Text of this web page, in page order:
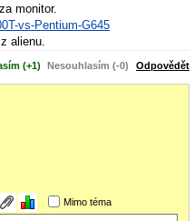
monitor.
vs-Pentium-G645
alienu.
(+1) Nesouhlasím (-0) Odpovědět
Mimo téma